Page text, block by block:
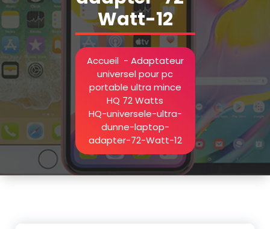
Watt-12
Accueil- Adaptateur
universel pour pc
portable ultra mince
HQ 72 Watts
HQ-universele-ultra-
dunne-laptop-
adapter-72-Watt-12